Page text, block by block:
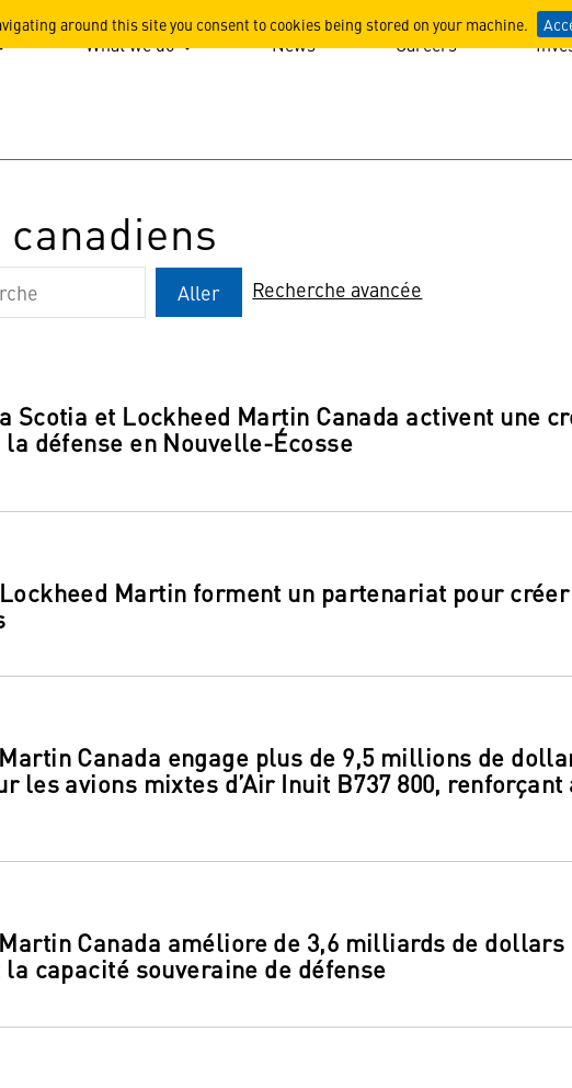
around this site you consent to cookies being stored on your machine.
What we do News Careers
Aller Recherche avancée
Scotia et Lockheed Martin Canada activent une
défense en Nouvelle-Écosse
Martin forment un partenariat pour
Canada engage plus de 9,5 millions de
les avions mixtes d’Air Inuit B737 800,
Canada améliore de 3,6 milliards de
capacité souveraine de défense